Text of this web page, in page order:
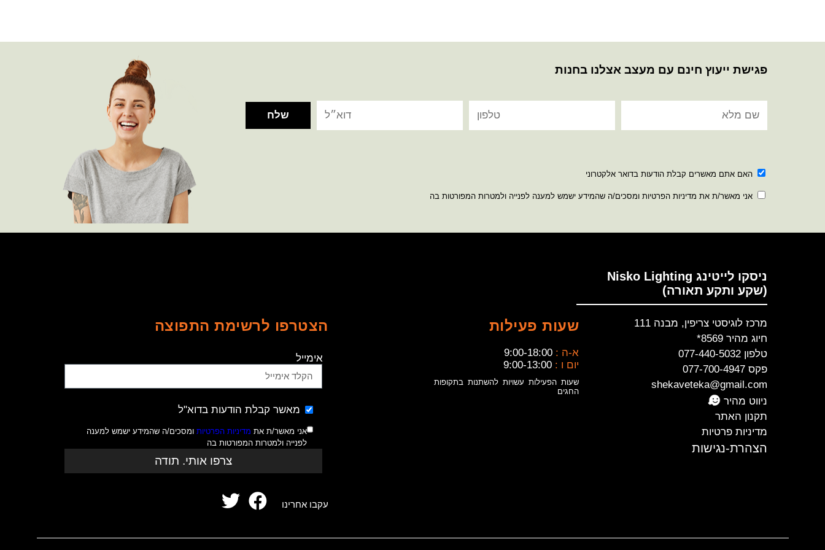
פגישת ייעוץ חינם עם מעצב אצלנו בחנות
האם אתם מאשרים קבלת הודעות בדואר אלקטרוני
אני מאשר/ת את מדיניות הפרטיות ומסכים/ה שהמידע ישמש למענה לפנייה ולמטרות המפורטות בה
ניסקו לייטינג Nisko Lighting
(שקע ותקע תאורה)
מרכז לוגיסטי צריפין, מבנה 111
חיוג מהיר 8569*
טלפון 077-440-5032
פקס 077-700-4947
shekaveteka@gmail.com
ניווט מהיר
תקנון האתר
מדיניות פרטיות
הצהרת-נגישות
שעות פעילות
א-ה : 9:00-18:00
יום ו : 9:00-13:00
שעות הפעילות עשויות להשתנות בתקופות
החגים
הצטרפו לרשימת התפוצה
אימייל
מאשר קבלת הודעות בדוא"ל
אני מאשר/ת את מדיניות הפרטיותומסכים/ה שהמידע ישמש למענה
לפנייה ולמטרות המפורטות בה
צרפו אותי. תודה
עקבו אחרינו